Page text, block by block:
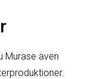
Murase även